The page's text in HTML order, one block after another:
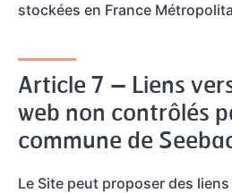
stockées en France
Article 7 – Liens
web non contrôlés
commune de
Le Site peut proposer des